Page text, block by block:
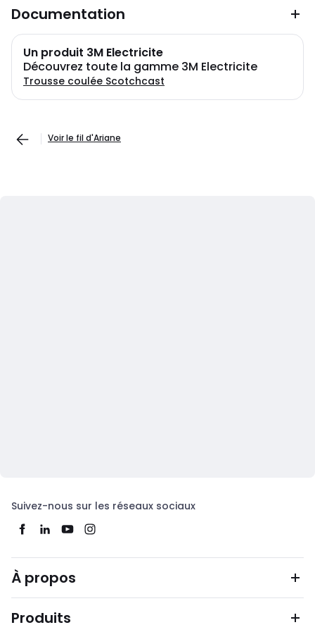
Documentation
Un produit 3M Electricite
Découvrez toute la gamme 3M Electricite
Trousse coulée Scotchcast
Voir le fil d'Ariane
Suivez-nous sur les réseaux sociaux
À propos
Produits